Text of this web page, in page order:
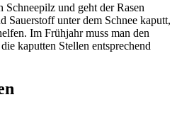
und geht der Rasen
Sauerstoff unter dem Schnee kaputt,
Im Frühjahr muss man den
kaputten Stellen entsprechend